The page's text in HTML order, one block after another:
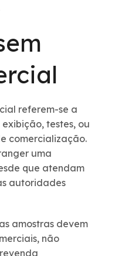
referem-se a
testes, ou
comercialização.
uma
que atendam
autoridades
amostras devem
não